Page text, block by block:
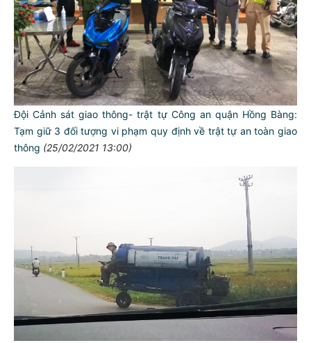
Đội Cảnh sát giao thông- trật tự Công an quận Hồng Bàng:
Tạm giữ 3 đối tượng vi phạm quy định về trật tự an toàn giao
thông (25/02/2021 13:00)